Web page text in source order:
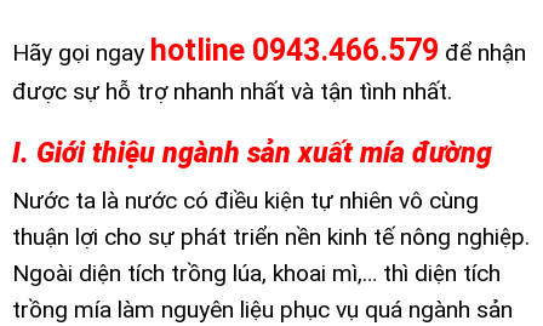
Hãy gọi ngay hotline 0943.466.579 để nhận
được sự hỗ trợ nhanh nhất và tận tình nhất.
I. Giới thiệu ngành sản xuất mía đường
Nước ta là nước có điều kiện tự nhiên vô cùng
thuận lợi cho sự phát triển nền kinh tế nông nghiệp.
Ngoài diện tích trồng lúa, khoai mì,… thì diện tích
trồng mía làm nguyên liệu phục vụ quá ngành sản